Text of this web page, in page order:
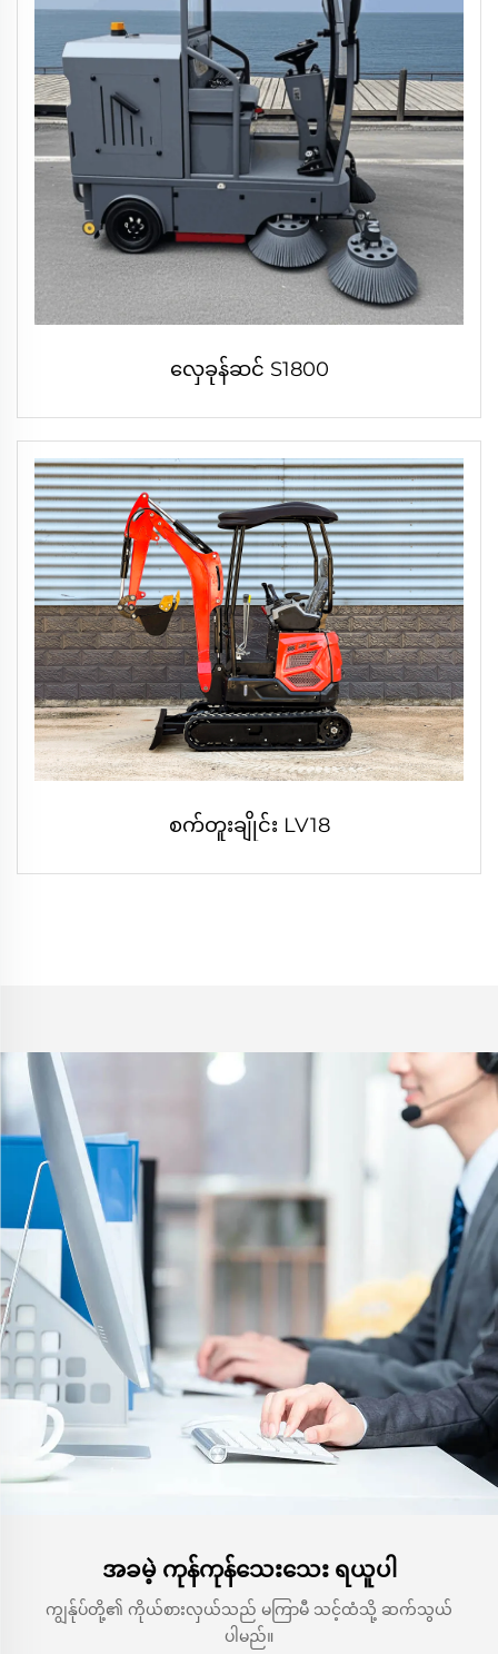
လှေခုန်ဆင် S1800
စက်တူးချိုင်း LV18
အခမဲ့ ကုန်ကုန်သေးသေး ရယူပါ
ကျွန်ုပ်တို့၏ ကိုယ်စားလှယ်သည် မကြာမီ သင့်ထံသို့ ဆက်သွယ်
ပါမည်။